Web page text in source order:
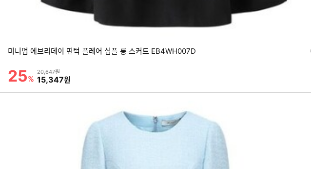
미니멈 에브리데이 핀턱 플레어 심플 롱 스커트 EB4WH007D
할인률
25%
상품금액
20,647원
할인금액
15,347원